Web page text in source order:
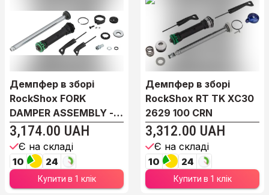
Демпфер в зборі
RockShox FORK
DAMPER ASSEMBLY -
REMOTE ...
3,174.00 UAH
Є на складі
10 24
Купити в 1 клік
Демпфер в зборі
RockShox RT TK XC30
2629 100 CRN
3,312.00 UAH
Є на складі
10 24
Купити в 1 клік